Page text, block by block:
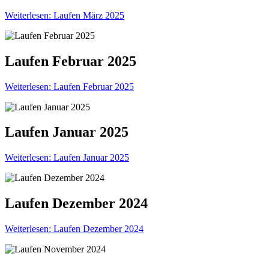
Weiterlesen: Laufen März 2025
Laufen Februar 2025
Weiterlesen: Laufen Februar 2025
Laufen Januar 2025
Weiterlesen: Laufen Januar 2025
Laufen Dezember 2024
Weiterlesen: Laufen Dezember 2024